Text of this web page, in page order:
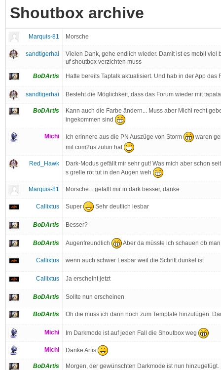
Shoutbox archive
Marquis-81 Morsche
sandtigerhai
Vielen Dank, gehe endlich wieder. Damit ist es mobil
uf shoutbox verzichten muss
BoDArtis Hatte bereits Taptalk aktualisiert. Und hab in der App das
sandtigerhai Besteht die Möglichkeit, dass das Forum wieder mit
BoDArtis
Kann auch die Farbe ändern... Muss aber Michi recht
ingekommen sind
Michi Ich erinnere aus die PN Auszüge von Storm
waren
mit com2us zutun hat
Red_Hawk
Dark-Modus gefällt mir sehr gut! Was mich aber schon
s grelle rot tut in den Augen weh
Marquis-81 Morsche... gefällt mir in dark besser, danke
Callixtus Super Sehr deutlich lesbar
BoDArtis Besser?
BoDArtis Augenfreundlich Aber da müsste ich schauen ob
Callixtus wenn auch schwer Lesbar weil die Schrift dunkel ist
Callixtus Ja erscheint jetzt
BoDArtis Sollte nun erscheinen
BoDArtis Oh die muss ich dann noch zum Template hinzufügen.
Michi Im Darkmode ist auf jeden Fall die Shoutbox weg
Michi Danke Artis
BoDArtis
Morgen, der gewünschten Darkmode ist nun